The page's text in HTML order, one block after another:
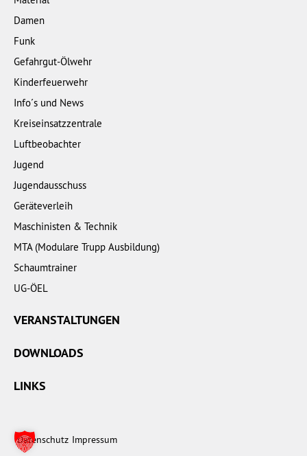
Damen
Funk
Gefahrgut-Ölwehr
Kinderfeuerwehr
Info´s und News
Kreiseinsatzzentrale
Luftbeobachter
Jugend
Jugendausschuss
Geräteverleih
Maschinisten & Technik
MTA (Modulare Trupp Ausbildung)
Schaumtrainer
UG-ÖEL
VERANSTALTUNGEN
DOWNLOADS
LINKS
Datenschutz Impressum